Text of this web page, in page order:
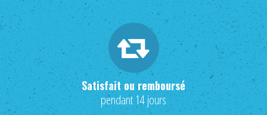
Satisfait ou remboursé
pendant 14 jours